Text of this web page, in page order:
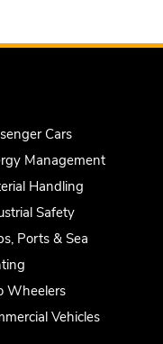
Cars
Management
Handling
Safety
Ports & Sea
Wheelers
Vehicles